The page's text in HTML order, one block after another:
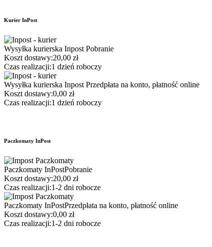
Kurier InPost
Wysyłka kurierska Inpost Pobranie
Koszt dostawy:20,00 zł
Czas realizacji:1 dzień roboczy
Wysyłka kurierska Inpost Przedpłata na konto, płatność online
Koszt dostawy:0,00 zł
Czas realizacji:1 dzień roboczy
Paczkomaty InPost
Paczkomaty InPostPobranie
Koszt dostawy:20,00 zł
Czas realizacji:1-2 dni robocze
Paczkomaty InPostPrzedpłata na konto, płatność online
Koszt dostawy:0,00 zł
Czas realizacji:1-2 dni robocze